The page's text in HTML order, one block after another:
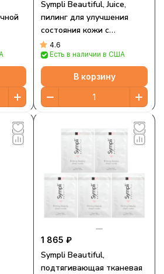
Sympli Beautiful, Juice,
пилинг для улучшения
состояния кожи с
яблочным соком и АГК, 56
г (2 унции)
4.6
Есть в наличии в США
В корзину
1 865 ₽
Sympli Beautiful,
подтягивающая тканевая